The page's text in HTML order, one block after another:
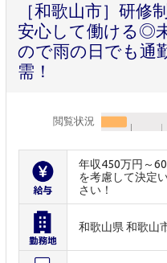
［和歌山市］研修
安心して働ける◎
ので雨の日でも通
需！
閲覧状況
年収450万円～
を考慮して決定
さい！
和歌山県 和歌山